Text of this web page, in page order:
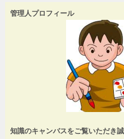
管理人プロフィール
知識のキャンバスをご覧いただき